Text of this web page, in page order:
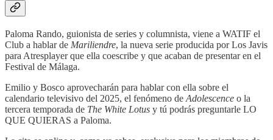
Paloma Rando, guionista de series y columnista, viene a WATIF el
Club a hablar de Mariliendre, la nueva serie producida por Los Javis
para Atresplayer que ella coescribe y que acaban de presentar en el
Festival de Málaga.
Emilio y Bosco aprovecharán para hablar con ella sobre el
calendario televisivo del 2025, el fenómeno de Adolescence o la
tercera temporada de The White Lotus y tú podrás preguntarle LO
QUE QUIERAS a Paloma.